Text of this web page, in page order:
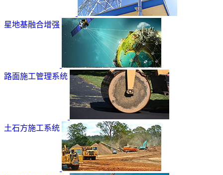
星地基融合增强
路面施工管理系统
土石方施工系统